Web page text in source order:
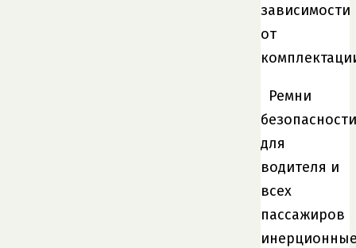
зависимости
от
Ремни
безопасности
для
водителя и
всех
пассажиров